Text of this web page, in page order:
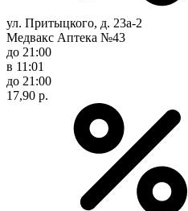
ул. Притыцкого, д. 23а-2
Медвакс Аптека №43
до 21:00
в 11:01
до 21:00
17,90 р.